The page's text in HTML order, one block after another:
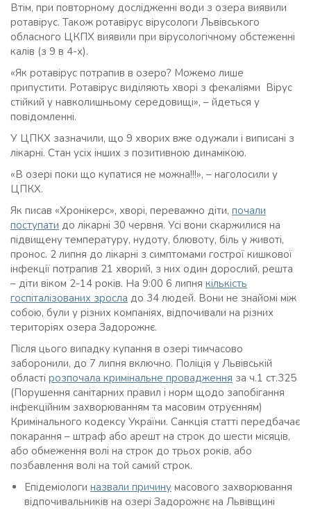
Втім, при повторному дослідженні води з озера виявили
ротавірус. Також ротавірус вірусологи Львівського
обласного ЦКПХ виявили при вірусологічному обстеженні
калів (з 9 в 4-х).
«Як ротавірус потрапив в озеро? Можемо лише
припустити. Ротавірус виділяють хворі з фекаліями Вірус
стійкий у навколишньому середовищі», – йдеться у
повідомленні.
У ЦПКХ зазначили, що 9 хворих вже одужали і виписані з
лікарні. Стан усіх інших з позитивною динамікою.
«В озері поки що купатися не можна!!!», – наголосили у
ЦПКХ.
Як писав «Хронікерс», хворі, переважно діти, почали
поступати до лікарні 30 червня. Усі вони скаржилися на
підвищену температуру, нудоту, блювоту, біль у животі,
пронос. 2 липня до лікарні з симптомами гострої кишкової
інфекції потрапив 21 хворий, з них один дорослий, решта
– діти віком 2-14 років. На 9:00 6 липня кількість
госпіталізованих зросла до 34 людей. Вони не знайомі між
собою, були у різних компаніях, відпочивали на різних
територіях озера Задорожнє.
Після цього випадку купання в озері тимчасово
заборонили, до 7 липня включно. Поліція у Львівській
області розпочала кримінальне провадження за ч.1 ст.325
(Порушення санітарних правил і норм щодо запобігання
інфекційним захворюванням та масовим отруєнням)
Кримінального кодексу України. Санкція статті передбачає
покарання – штраф або арешт на строк до шести місяців,
або обмеження волі на строк до трьох років, або
позбавлення волі на той самий строк.
Епідеміологи назвали причину масового захворювання
відпочивальників на озері Задорожнє на Львівщині